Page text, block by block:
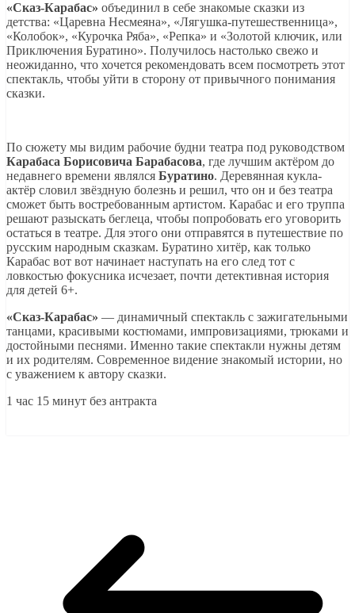
«Сказ-Карабас» объединил в себе знакомые сказки из
детства: «Царевна Несмеяна», «Лягушка-путешественница»,
«Колобок», «Курочка Ряба», «Репка» и «Золотой ключик, или
Приключения Буратино». Получилось настолько свежо и
неожиданно, что хочется рекомендовать всем посмотреть этот
спектакль, чтобы уйти в сторону от привычного понимания
сказки.
По сюжету мы видим рабочие будни театра под руководством
Карабаса Борисовича Барабасова, где лучшим актёром до
недавнего времени являлся Буратино. Деревянная кукла-
актёр словил звёздную болезнь и решил, что он и без театра
сможет быть востребованным артистом. Карабас и его труппа
решают разыскать беглеца, чтобы попробовать его уговорить
остаться в театре. Для этого они отправятся в путешествие по
русским народным сказкам. Буратино хитёр, как только
Карабас вот вот начинает наступать на его след тот с
ловкостью фокусника исчезает, почти детективная история
для детей 6+.
«Сказ-Карабас» — динамичный спектакль с зажигательными
танцами, красивыми костюмами, импровизациями, трюками и
достойными песнями. Именно такие спектакли нужны детям
и их родителям. Современное видение знакомый истории, но
с уважением к автору сказки.
1 час 15 минут без антракта